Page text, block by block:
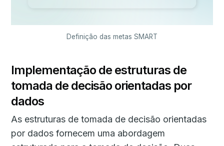
Definição das metas SMART
Implementação de estruturas de
tomada de decisão orientadas por
dados
As estruturas de tomada de decisão orientadas
por dados fornecem uma abordagem